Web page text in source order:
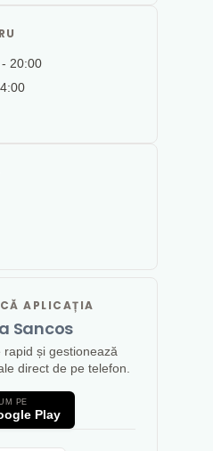
20:00
APLICAȚIA
Sancos
rapid și gestionează
direct de pe telefon.
PE
Play